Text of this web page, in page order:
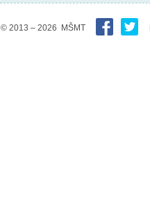
© 2013 – 2026 MŠMT